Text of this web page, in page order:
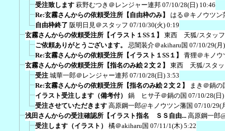
受注致します 萩野むつき＠レンジャー連邦 07/10/28(日) 10:46
Re:玄霧さんからの依頼受注所【自由枠のみ】
はる＠キノウツン
自由枠終了 阪明日見＠スタッフ 07/10/30(火) 0:19
玄霧さんからの依頼受注所【イラスト１SS１】
東西 天狐/スタッフ
ご依頼ありがとうございます。
忌闇装介＠akiharu国 07/10/29(月
Re:玄霧さんからの依頼受注所【イラスト１SS１】
青狸＠キノウ
玄霧さんからの依頼受注所【指名のみ絵２文２】
東西 天狐/スタ
受注 城華一郎＠レンジャー連邦 07/10/28(日) 3:53
Re:玄霧さんからの依頼受注所【指名のみ絵２文２】
まき＠鍋の
イラスト受注します（備考付）
鍋 ヒサ子＠鍋の国 07/10/28(日
受注させていただきます 高原鋼一郎@キノウツン藩国 07/10/29(
浅田さんからの受注確認所【イラスト指名 ＳＳ自由... 高原鋼一郎
受注します（イラスト）
橘＠akiharu国 07/11/1(木) 5:22